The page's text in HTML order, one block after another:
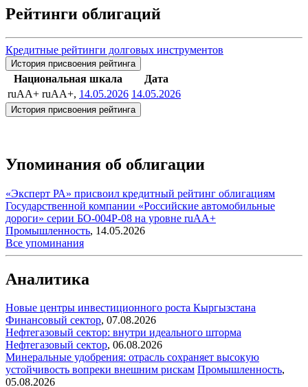
Рейтинги облигаций
Кредитные рейтинги долговых инструментов
История присвоения рейтинга
Национальная шкала
Дата
ruAA+ ruAA+, 14.05.2026 14.05.2026
История присвоения рейтинга
Упоминания об облигации
«Эксперт РА» присвоил кредитный рейтинг облигациям
Государственной компании «Российские автомобильные
дороги» серии БО-004Р-08 на уровне ruAA+
Промышленность, 14.05.2026
Все упоминания
Аналитика
Новые центры инвестиционного роста Кыргызстана
Финансовый сектор, 07.08.2026
Нефтегазовый сектор: внутри идеального шторма
Нефтегазовый сектор, 06.08.2026
Минеральные удобрения: отрасль сохраняет высокую
устойчивость вопреки внешним рискам Промышленность,
05.08.2026